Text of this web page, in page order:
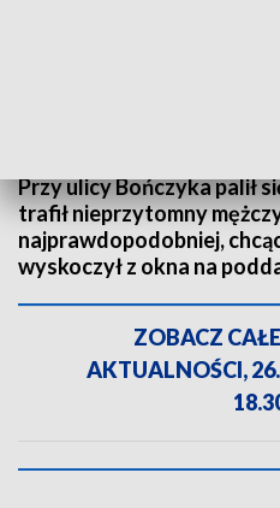
Przy ulicy Bończyka palił
trafił nieprzytomny
najprawdopodobniej,
wyskoczył z okna na
ZOBACZ
AKTUALNOŚCI,